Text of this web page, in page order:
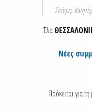
Σκάφη,
Έλα
Νέες
Πρόκειται για